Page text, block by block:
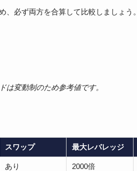
必ず両方を合算して比較しましょう。
は変動制のため参考値です。
スワップ 最大レバレッジ
あり 2000倍